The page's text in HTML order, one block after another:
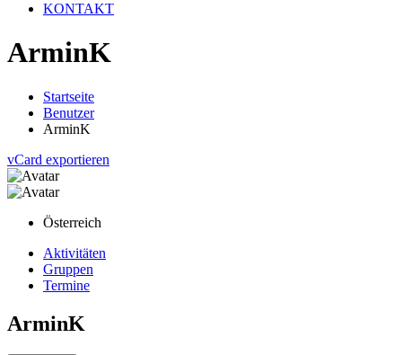
KONTAKT
ArminK
Startseite
Benutzer
ArminK
vCard exportieren
Österreich
Aktivitäten
Gruppen
Termine
ArminK